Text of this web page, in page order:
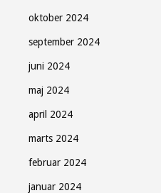
oktober 2024
september 2024
juni 2024
maj 2024
april 2024
marts 2024
februar 2024
januar 2024